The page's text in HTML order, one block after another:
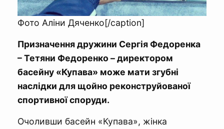
Фото Аліни Дяченко[/caption]
Призначення дружини Сергія Федоренка
– Тетяни Федоренко – директором
басейну «Купава» може мати згубні
наслідки для щойно реконструйованої
спортивної споруди.
Очоливши басейн «Купава», жінка